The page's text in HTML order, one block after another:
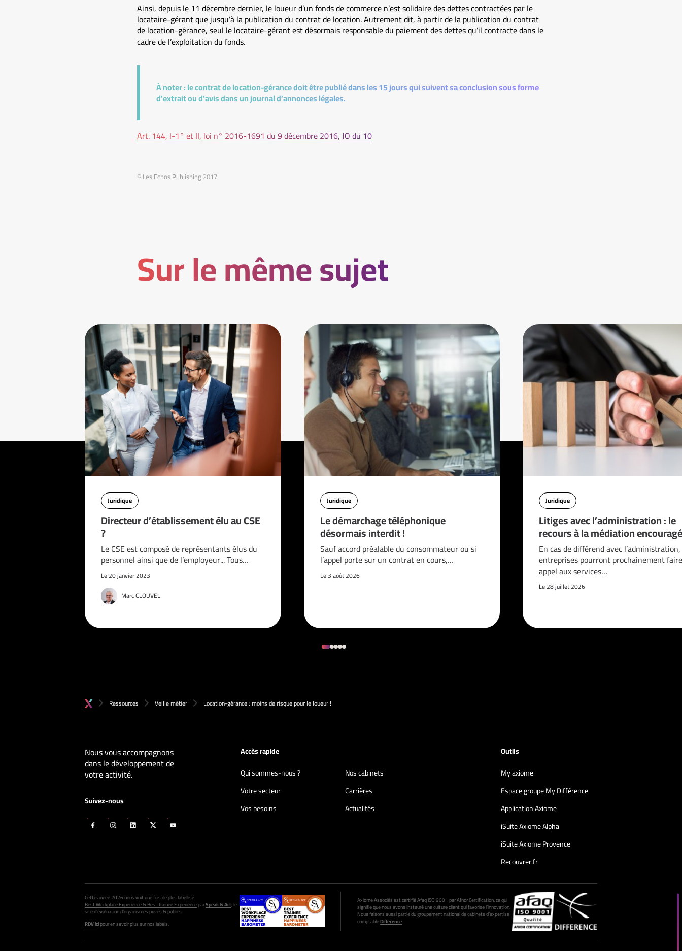
Ainsi, depuis le 11 décembre dernier, le loueur d’un fonds de commerce n’est solidaire des dettes contractées par le
locataire-gérant que jusqu’à la publication du contrat de location. Autrement dit, à partir de la publication du contrat
de location-gérance, seul le locataire-gérant est désormais responsable du paiement des dettes qu’il contracte dans le
cadre de l’exploitation du fonds.
À noter :le contrat de location-gérance doit être publié dans les 15 jours qui suivent sa conclusion sous forme
d’extrait ou d’avis dans un journal d’annonces légales.
Art. 144, I-1° et II, loi n° 2016-1691 du 9 décembre 2016, JO du 10
© Les Echos Publishing 2017
Sur le même sujet
Juridique
Directeur d’établissement élu au CSE
?
Le CSE est composé de représentants élus du
personnel ainsi que de l’employeur... Tous…
Le 20 janvier 2023
Marc CLOUVEL
Juridique
Le démarchage téléphonique
désormais interdit !
Sauf accord préalable du consommateur ou si
l’appel porte sur un contrat en cours,…
Le 3 août 2026
Juridique
Litiges avec l’administration : le
recours à la médiation
En cas de différend avec
entreprises pourront prochainement faire
appel aux services…
Le 28 juillet 2026
Ressources Veille métier Location-gérance : moins de risque pour le loueur !
Nous vous accompagnons
dans le développement de
votre activité.
Suivez-nous
Accès rapide
Qui sommes-nous ?
Nos cabinets
Votre secteur
Carrières
Vos besoins
Actualités
Outils
My axiome
Espace groupe My Différence
Application Axiome
iSuite Axiome Alpha
iSuite Axiome Provence
Recouvrer.fr
Cette année 2026 nous voit une fois de plus labellisé
Best Workplace Experience & Best Trainee ExperienceparSpeak & Act, le
site d’évaluation d’organismes privés & publics.
RDV icipour en savoir plus sur nos labels.
Axiome Associés est certifié Afaq ISO 9001 par Afnor Certification, ce qui
signifie que nous avons instauré une culture client qui favorise l’innovation.
Nous faisons aussi partie du groupement national de cabinets d’expertise
comptableDifférence.